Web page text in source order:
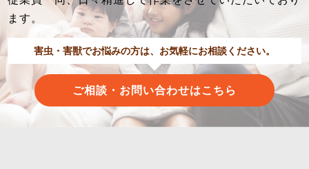
ます。
害虫・害獣でお悩みの方は、お気軽にお相談ください。
ご相談・お問い合わせはこちら